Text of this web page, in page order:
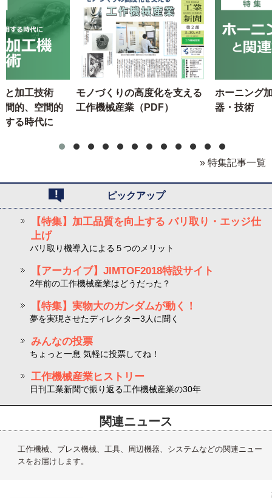
と加工技術
間的、空間的
する時代に
モノづくりの高度化を支える
工作機械産業（PDF）
ホーニング
器・技術
» 特集記事一覧
ピックアップ
【特集】加工品質を向上する バリ取り・エッジ仕
上げ
バリ取り機導入による５つのメリット
【アーカイブ】JIMTOF2018特設サイト
2年前の工作機械産業はどうだった？
【特集】実物大のガンダムが動く！
夢を実現させたディレクター3人に聞く
みんなの投票
ちょっと一息 気軽に投票してね！
工作機械産業ヒストリー
日刊工業新聞で振り返る工作機械産業の30年
関連ニュース
工作機械、プレス機械、工具、周辺機器、システムなどの関連ニュー
スをお届けします。